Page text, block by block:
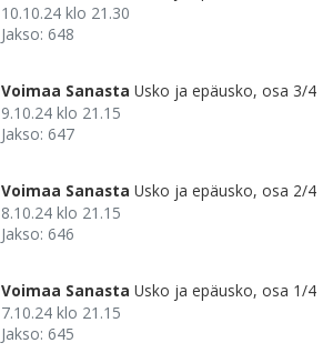
10.10.24 klo 21.30
Jakso: 648
Voimaa Sanasta Usko ja epäusko, osa 3/4
9.10.24 klo 21.15
Jakso: 647
Voimaa Sanasta Usko ja epäusko, osa 2/4
8.10.24 klo 21.15
Jakso: 646
Voimaa Sanasta Usko ja epäusko, osa 1/4
7.10.24 klo 21.15
Jakso: 645